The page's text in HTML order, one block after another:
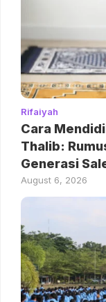
Rifaiyah
Cara
Thalib:
Generasi
August 6, 2026